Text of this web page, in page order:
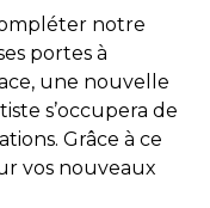
notre
portes à
une nouvelle
s’occupera de
Grâce à ce
vos nouveaux